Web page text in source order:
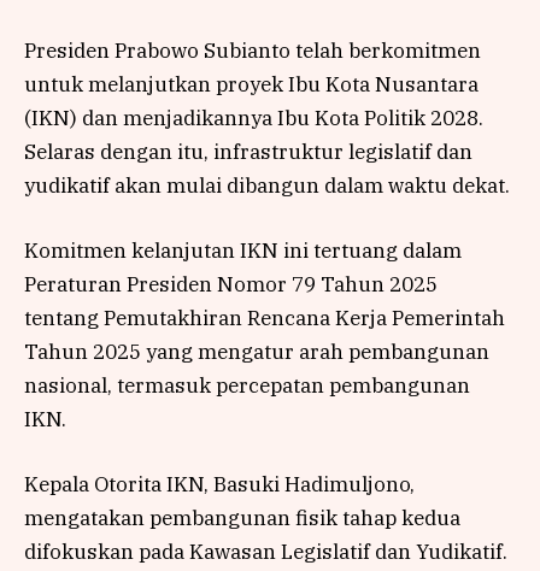
Presiden Prabowo Subianto telah berkomitmen
untuk melanjutkan proyek Ibu Kota Nusantara
(IKN) dan menjadikannya Ibu Kota Politik 2028.
Selaras dengan itu, infrastruktur legislatif dan
yudikatif akan mulai dibangun dalam waktu dekat.
Komitmen kelanjutan IKN ini tertuang dalam
Peraturan Presiden Nomor 79 Tahun 2025
tentang Pemutakhiran Rencana Kerja Pemerintah
Tahun 2025 yang mengatur arah pembangunan
nasional, termasuk percepatan pembangunan
IKN.
Kepala Otorita IKN, Basuki Hadimuljono,
mengatakan pembangunan fisik tahap kedua
difokuskan pada Kawasan Legislatif dan Yudikatif.